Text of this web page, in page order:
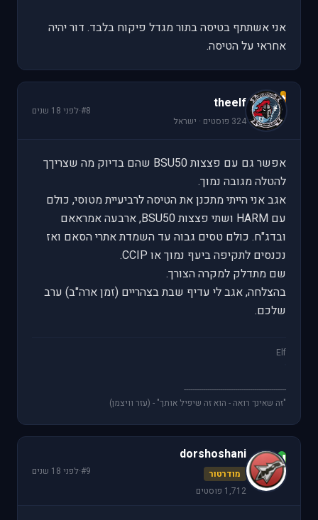
אני אשתתף בטיסה בתור מגדל פיקוח בלבד. דור יהיה
אחראי על הטיסה.
t
theelf
324 פוסטים · ישראל
#8
·לפני 18 שנים
אפשר גם עם פצצות BSU50 שהם בדיוק מה שצריךך
להטלה מגובה נמוך.
אגב אני הייתי מתכנן את הטיסה לרביעיית מטוסי, כולם
עם HARM ושתי פצצות BSU50, ארבעה אמראאם
ובדג"ח. כולם טסים גבוה עד השמדת אתרי הסאם ואז
נכנסים לתקיפה ביעף נמוך או CCIP.
שם מתדלק למקרה הצורך.
בהצלחה, אגב לי עדיף שבת בצהריים (זמן ארה"ב) ערב
שלכם.
Elf
------------------------------------------------
"זה שאינך רואה - הוא זה שיפיל אותך" - (עזר וויצמן)
d
dorshoshani
מודרטור
1,712 פוסטים
#9
·לפני 18 שנים